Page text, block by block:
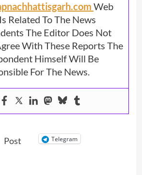
Web
Related To The News
The Editor Does Not
With These Reports The
Himself Will Be
For The News.
Post Telegram